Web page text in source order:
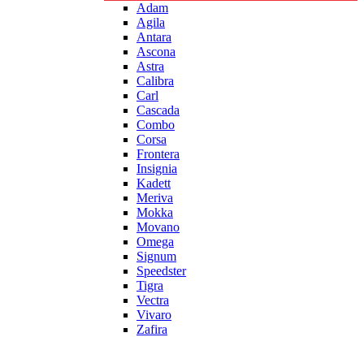
Adam
Agila
Antara
Ascona
Astra
Calibra
Carl
Cascada
Combo
Corsa
Frontera
Insignia
Kadett
Meriva
Mokka
Movano
Omega
Signum
Speedster
Tigra
Vectra
Vivaro
Zafira